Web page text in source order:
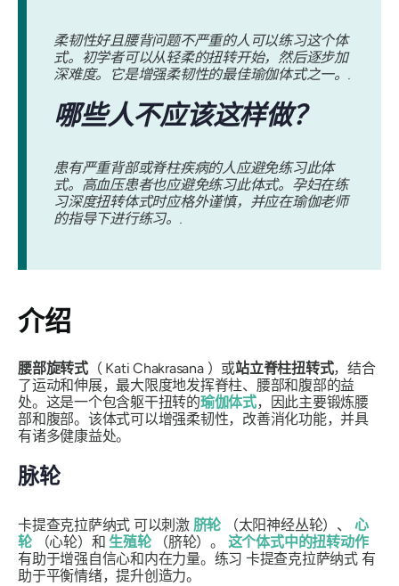
柔韧性好且腰背问题不严重的人可以练习这个体
式。初学者可以从轻柔的扭转开始，然后逐步加
深难度。它是增强柔韧性的最佳瑜伽体式之一。.
哪些人不应该这样做？
患有严重背部或脊柱疾病的人应避免练习此体
式。高血压患者也应避免练习此体式。孕妇在练
习深度扭转体式时应格外谨慎，并应在瑜伽老师
的指导下进行练习。.
介绍
腰部旋转式（ Kati Chakrasana）或站立脊柱扭转式，结合
了运动和伸展，最大限度地发挥脊柱、腰部和腹部的益
处。这是一个包含躯干扭转的瑜伽体式，因此主要锻炼腰
部和腹部。该体式可以增强柔韧性，改善消化功能，并具
有诸多健康益处。
脉轮
卡提查克拉萨纳式 可以刺激 脐轮 （太阳神经丛轮）、 心
轮（心轮）和 生殖轮 （脐轮）。 这个体式中的扭转动作
有助于增强自信心和内在力量。练习 卡提查克拉萨纳式 有
助于平衡情绪，提升创造力。